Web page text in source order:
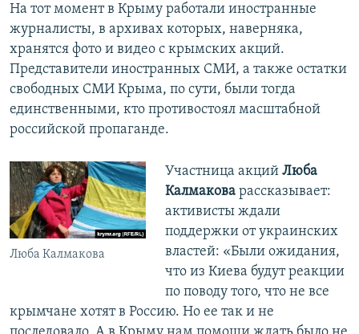
На тот момент в Крыму работали иностранные
журналисты, в архивах которых, наверняка,
хранятся фото и видео с крымских акций.
Представители иностранных СМИ, а также остатки
свободных СМИ Крыма, по сути, были тогда
единственными, кто противостоял масштабной
российской пропаганде.
Люба Калмакова
Участница акций Люба
Калмаковарассказывает:
активисты ждали
поддержки от украинских
властей: «Были ожидания,
что из Киева будут реакции
по поводу того, что не все
крымчане хотят в Россию. Но ее так и не